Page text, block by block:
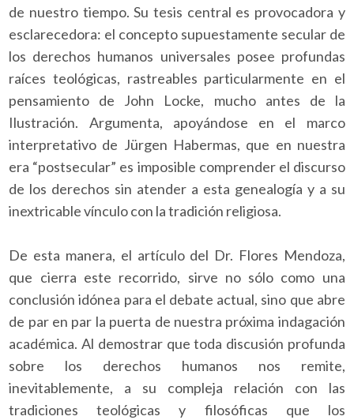
de nuestro tiempo. Su tesis central es provocadora y
esclarecedora: el concepto supuestamente secular de
los derechos humanos universales posee profundas
raíces teológicas, rastreables particularmente en el
pensamiento de John Locke, mucho antes de la
Ilustración. Argumenta, apoyándose en el marco
interpretativo de Jürgen Habermas, que en nuestra
era “postsecular” es imposible comprender el discurso
de los derechos sin atender a esta genealogía y a su
inextricable vínculo con la tradición religiosa.
De esta manera, el artículo del Dr. Flores Mendoza,
que cierra este recorrido, sirve no sólo como una
conclusión idónea para el debate actual, sino que abre
de par en par la puerta de nuestra próxima indagación
académica. Al demostrar que toda discusión profunda
sobre los derechos humanos nos remite,
inevitablemente, a su compleja relación con las
tradiciones teológicas y filosóficas que los